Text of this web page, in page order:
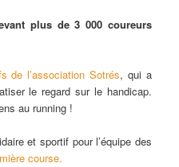
plus de 3 000 coureurs
de l’association Sotrés, qui a
le regard sur le handicap.
au running !
et sportif pour l’équipe des
course.